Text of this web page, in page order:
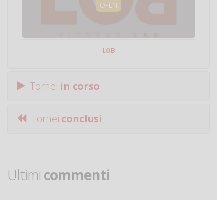
OPEN
LOB
Tornei in corso
Tornei conclusi
Ultimi commenti